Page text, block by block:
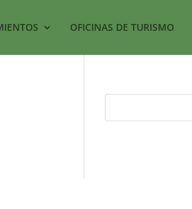
OFICINAS DE TURISMO